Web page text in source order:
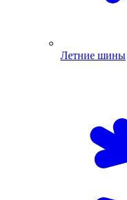
Летние шины